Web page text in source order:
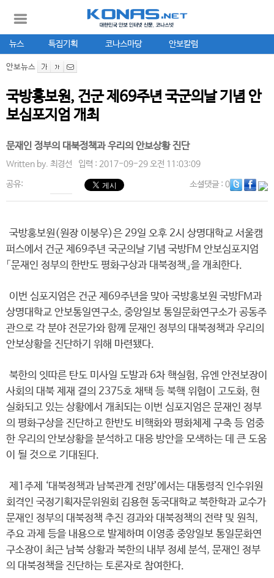
뉴스 특집기획 코나스마당 안보칼럼
안보뉴스
국방홍보원, 건군 제69주년 국군의날 기념 안
보심포지엄 개최
문재인 정부의 대북정책과 우리의 안보상황 진단
Written by. 최경선 입력 : 2017-09-29 오전 11:03:09
공유: 소셜댓글: 0
국방홍보원(원장 이붕우)은 29일 오후 2시 상명대학교 서울캠
퍼스에서 건군 제69주년 국군의날 기념 국방FM 안보심포지엄
「문재인 정부의 한반도 평화구상과 대북정책」을 개최한다.
이번 심포지엄은 건군 제69주년을 맞아 국방홍보원 국방FM과
상명대학교 안보통일연구소, 중앙일보 통일문화연구소가 공동주
관으로 각 분야 전문가와 함께 문재인 정부의 대북정책과 우리의
안보상황을 진단하기 위해 마련됐다.
북한의 잇따른 탄도 미사일 도발과 6차 핵실험, 유엔 안전보장이
사회의 대북 제재 결의 2375호 채택 등 북핵 위협이 고도화, 현
실화되고 있는 상황에서 개최되는 이번 심포지엄은 문재인 정부
의 평화구상을 진단하고 한반도 비핵화와 평화체제 구축 등 엄중
한 우리의 안보상황을 분석하고 대응 방안을 모색하는 데 큰 도움
이 될 것으로 기대된다.
제1주제 ‘대북정책과 남북관계 전망’에서는 대통령직 인수위원
회격인 국정기획자문위원회 김용현 동국대학교 북한학과 교수가
문재인 정부의 대북정책 추진 경과와 대북정책의 전략 및 원칙,
주요 과제 등을 내용으로 발제하며 이영종 중앙일보 통일문화연
구소장이 최근 남북 상황과 북한의 내부 정세 분석, 문재인 정부
의 대북정책을 진단하는 토론자로 참여한다.